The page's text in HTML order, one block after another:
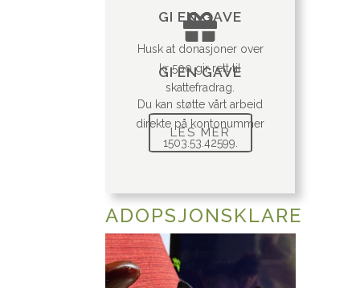
GI EN GAVE
Du kan støtte vårt arbeid
direkte på kontonummer
1503.53.42599.
GI EN GAVE
Husk at donasjoner over
kr 500 gir rett til
skattefradrag.
LES MER
ADOPSJONSKLARE